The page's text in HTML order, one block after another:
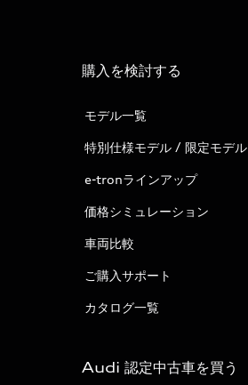
購入を検討する
モデル一覧
特別仕様モデル / 限定モデル
e-tronラインアップ
価格シミュレーション
車両比較
ご購入サポート
カタログ一覧
Audi 認定中古車を買う